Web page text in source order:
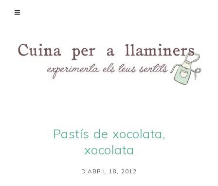
Pastís de xocolata,
xocolata
D’ABRIL 18, 2012